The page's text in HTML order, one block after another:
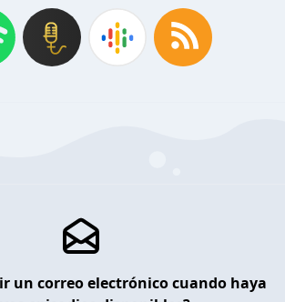
un correo electrónico cuando haya